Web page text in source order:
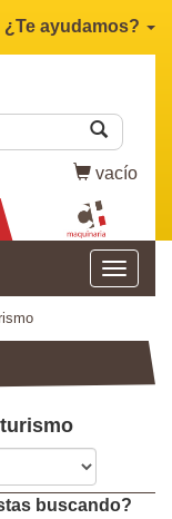
¿Te ayudamos?
vacío
buscando?